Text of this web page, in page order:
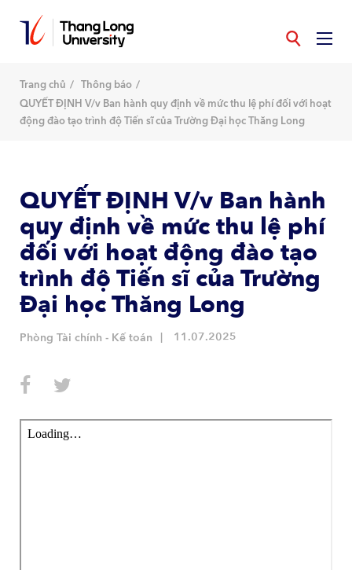
dungTrang chủ
Thông báo
QUYẾT ĐỊNH V/v Ban hành quy định về mức thu lệ phí đối với hoạt
động đào tạo trình độ Tiến sĩ của Trường Đại học Thăng Long
QUYẾT ĐỊNH V/v Ban hành
quy định về mức thu lệ phí
đối với hoạt động đào tạo
trình độ Tiến sĩ của Trường
Đại học Thăng Long
Phòng Tài chính - Kế toán 11.07.2025